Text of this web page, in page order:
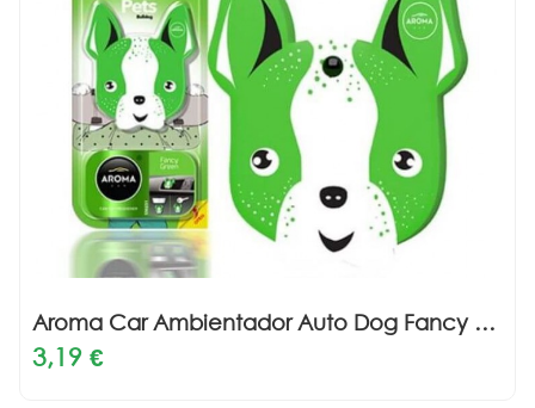
Aroma Car Ambientador Auto Dog Fancy Green 1un
3,19 €